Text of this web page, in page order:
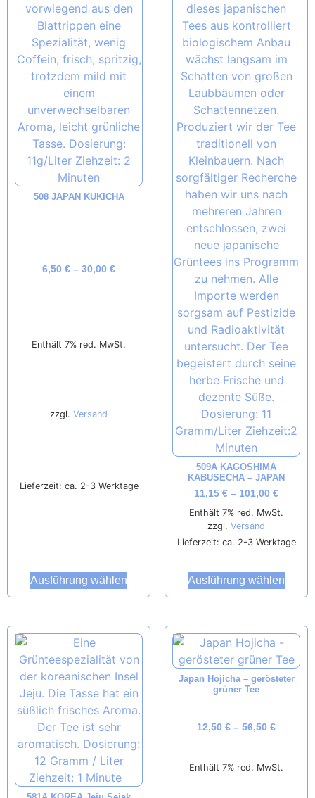
508 JAPAN KUKICHA
6,50 € – 30,00 €
Enthält 7% red. MwSt.
zzgl. Versand
Lieferzeit: ca. 2-3 Werktage
Ausführung wählen
509A KAGOSHIMA
KABUSECHA – JAPAN
11,15 € – 101,00 €
Enthält 7% red. MwSt.
zzgl. Versand
Lieferzeit: ca. 2-3 Werktage
Ausführung wählen
Japan Hojicha – gerösteter
grüner Tee
12,50 € – 56,50 €
Enthält 7% red. MwSt.